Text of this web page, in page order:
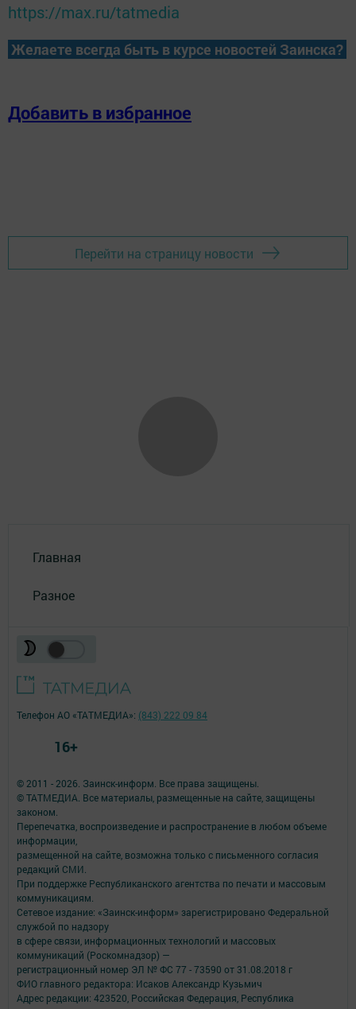
https://max.ru/tatmedia
Желаете всегда быть в курсе новостей Заинска?
Добавить в избранное
Перейти на страницу новости
Главная
Разное
© 2011 - 2026. Заинск-информ. Все права защищены.
© ТАТМЕДИА. Все материалы, размещенные на сайте, защищены
законом.
Перепечатка, воспроизведение и распространение в любом объеме
информации,
размещенной на сайте, возможна только с письменного согласия
редакций СМИ.
При поддержке Республиканского агентства по печати и массовым
коммуникациям.
Сетевое издание: «Заинск-информ» зарегистрировано Федеральной
службой по надзору
в сфере связи, информационных технологий и массовых
коммуникаций (Роскомнадзор) —
регистрационный номер ЭЛ № ФС 77 - 73590 от 31.08.2018 г
ФИО главного редактора: Исаков Александр Кузьмич
Адрес редакции: 423520, Российская Федерация, Республика
Телефон АО «ТАТМЕДИА»: (843) 222 09 84
16+